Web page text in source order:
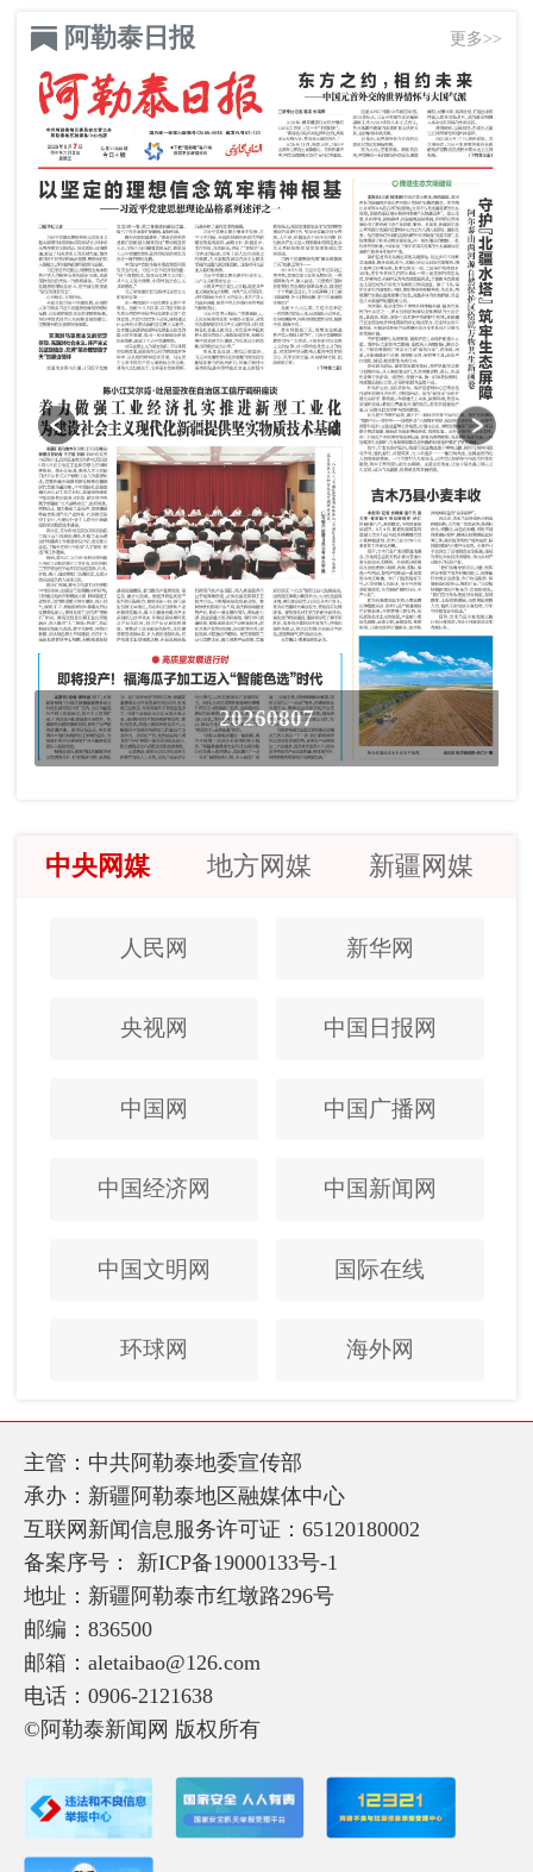
阿勒泰日报 更多>>
20260807
中央网媒 地方网媒 新疆网媒
人民网 新华网
央视网 中国日报网
中国网 中国广播网
中国经济网 中国新闻网
中国文明网 国际在线
环球网 海外网
主管：中共阿勒泰地委宣传部
承办：新疆阿勒泰地区融媒体中心
互联网新闻信息服务许可证：65120180002
备案序号： 新ICP备19000133号-1
地址：新疆阿勒泰市红墩路296号
邮编：836500
邮箱：aletaibao@126.com
电话：0906-2121638
©阿勒泰新闻网 版权所有